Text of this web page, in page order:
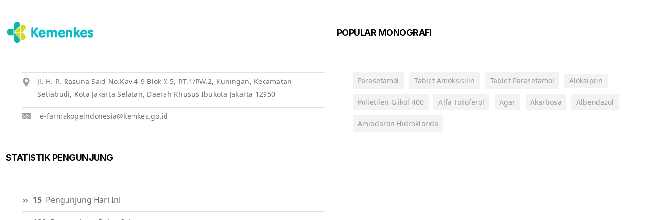
Jl. H. R. Rasuna Said No.Kav 4-9 Blok X-5, RT.1/RW.2, Kuningan, Kecamatan
Setiabudi, Kota Jakarta Selatan, Daerah Khusus Ibukota Jakarta 12950
e-farmakopeindonesia@kemkes.go.id
POPULAR MONOGRAFI
Parasetamol Tablet Amoksisilin Tablet Parasetamol Aloksiprin
Polietilen Glikol 400 Alfa Tokoferol Agar Akarbosa Albendazol
Amiodaron Hidroklorida
STATISTIK PENGUNJUNG
15 Pengunjung Hari Ini